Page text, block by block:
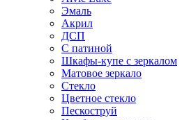
Эмаль
Акрил
ДСП
С патиной
Шкафы-купе с зеркалом
Матовое зеркало
Стекло
Цветное стекло
Пескоструй